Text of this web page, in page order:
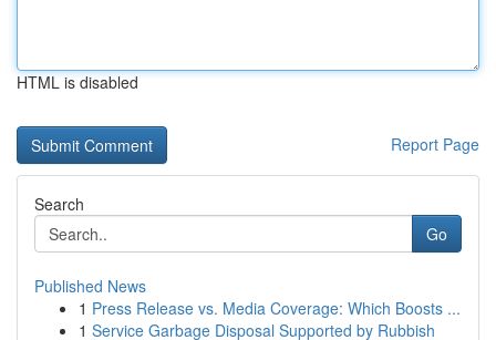
HTML is disabled
Report Page
Search
Go
Published News
1 Press Release vs. Media Coverage: Which Boosts ...
1 Service Garbage Disposal Supported by Rubbish